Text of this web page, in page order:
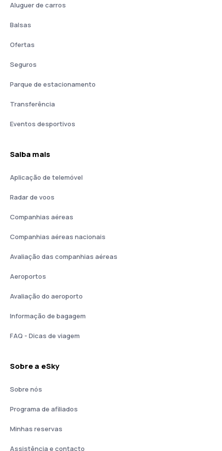
Aluguer de carros
Balsas
Ofertas
Seguros
Parque de estacionamento
Transferência
Eventos desportivos
Saiba mais
Aplicação de telemóvel
Radar de voos
Companhias aéreas
Companhias aéreas nacionais
Avaliação das companhias aéreas
Aeroportos
Avaliação do aeroporto
Informação de bagagem
FAQ - Dicas de viagem
Sobre a eSky
Sobre nós
Programa de afiliados
Minhas reservas
Assistência e contacto